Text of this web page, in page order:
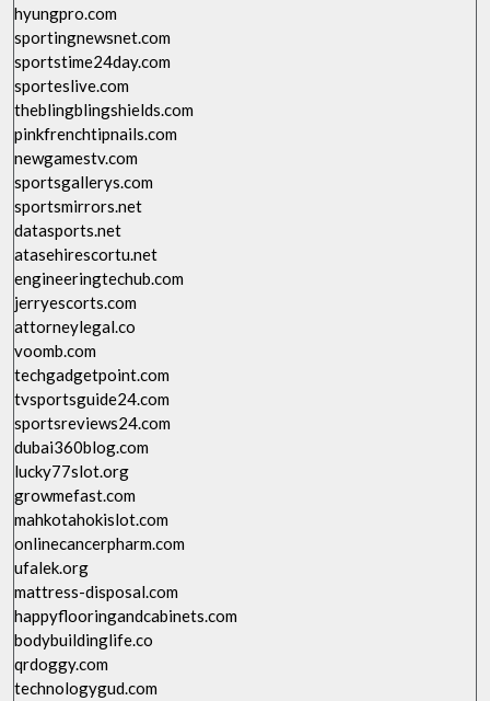
hyungpro.com
sportingnewsnet.com
sportstime24day.com
sporteslive.com
theblingblingshields.com
pinkfrenchtipnails.com
newgamestv.com
sportsgallerys.com
sportsmirrors.net
datasports.net
atasehirescortu.net
engineeringtechub.com
jerryescorts.com
attorneylegal.co
voomb.com
techgadgetpoint.com
tvsportsguide24.com
sportsreviews24.com
dubai360blog.com
lucky77slot.org
growmefast.com
mahkotahokislot.com
onlinecancerpharm.com
ufalek.org
mattress-disposal.com
happyflooringandcabinets.com
bodybuildinglife.co
qrdoggy.com
technologygud.com